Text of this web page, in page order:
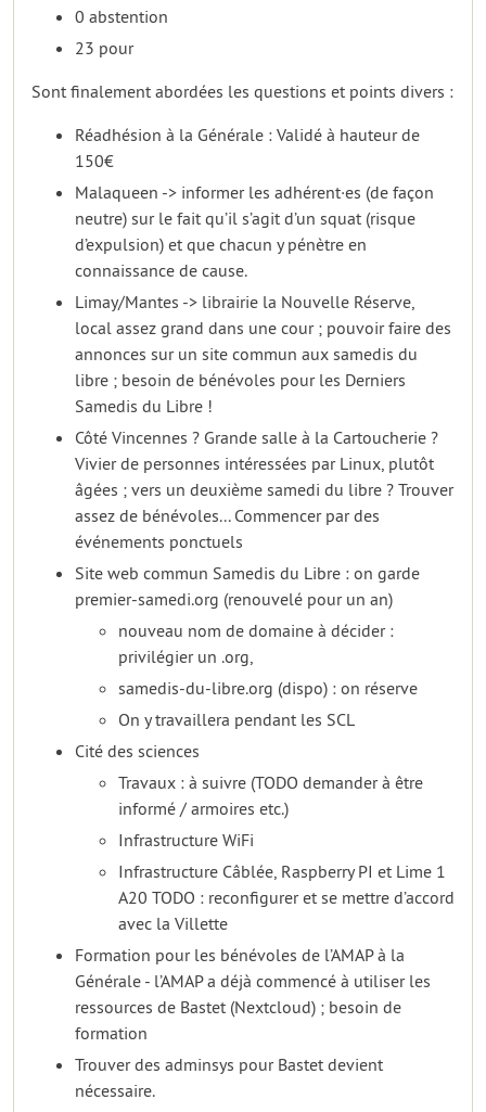
0 abstention
23 pour
Sont finalement abordées les questions et points divers :
Réadhésion à la Générale : Validé à hauteur de
150€
Malaqueen -> informer les adhérent·es (de façon
neutre) sur le fait qu’il s’agit d’un squat (risque
d’expulsion) et que chacun y pénètre en
connaissance de cause.
Limay/Mantes -> librairie la Nouvelle Réserve,
local assez grand dans une cour ; pouvoir faire des
annonces sur un site commun aux samedis du
libre ; besoin de bénévoles pour les Derniers
Samedis du Libre !
Côté Vincennes ? Grande salle à la Cartoucherie ?
Vivier de personnes intéressées par Linux, plutôt
âgées ; vers un deuxième samedi du libre ? Trouver
assez de bénévoles... Commencer par des
événements ponctuels
Site web commun Samedis du Libre : on garde
premier-samedi.org (renouvelé pour un an)
nouveau nom de domaine à décider :
privilégier un .org,
samedis-du-libre.org (dispo) : on réserve
On y travaillera pendant les SCL
Cité des sciences
Travaux : à suivre (TODO demander à être
informé / armoires etc.)
Infrastructure WiFi
Infrastructure Câblée, Raspberry PI et Lime 1
A20 TODO : reconfigurer et se mettre d’accord
avec la Villette
Formation pour les bénévoles de l’AMAP à la
Générale - l’AMAP a déjà commencé à utiliser les
ressources de Bastet (Nextcloud) ; besoin de
formation
Trouver des adminsys pour Bastet devient
nécessaire.